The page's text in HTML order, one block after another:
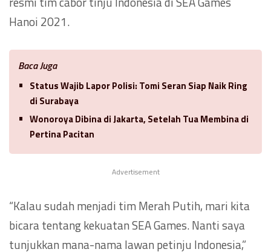
Hanoi 2021.
Baca Juga
Status Wajib Lapor Polisi: Tomi Seran Siap Naik Ring
di Surabaya
Wonoroya Dibina di Jakarta, Setelah Tua Membina di
Pertina Pacitan
Advertisement
“Kalau sudah menjadi tim Merah Putih, mari kita
bicara tentang kekuatan SEA Games. Nanti saya
tunjukkan mana-nama lawan petinju Indonesia,”